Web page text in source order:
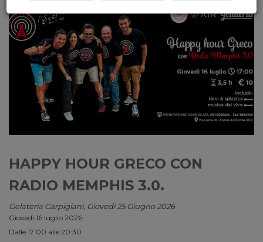
HAPPY HOUR GRECO CON
RADIO MEMPHIS 3.0.
Gelateria Carpigiani, Giovedi 25 Giugno 2026
Giovedì 16 luglio 2026
Dalle 17:00 alle 20:30